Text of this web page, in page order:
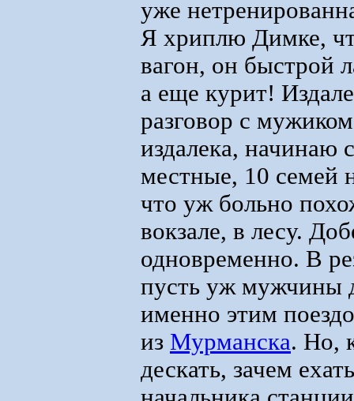
уже
Я хриплю Димке,
вагон, он быстрой
а еще курит!
разговор с
издалека,
местные, 10 семей
что уж больно
вокзале, в лесу.
одновременно. В
пусть уж мужчины
именно этим
из Мурманска. Но,
дескать, зачем